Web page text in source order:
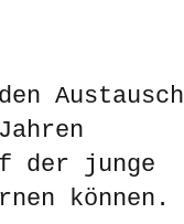
Austausch
der junge
können.